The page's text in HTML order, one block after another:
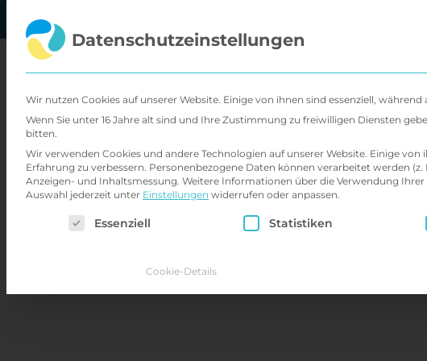
Inhalt
springen
Über uns
Datenschutzeinstellungen
Wir nutzen Cookies auf unserer Website. Einige von ihnen sind essenziell,
Wenn Sie unter 16 Jahre alt sind und Ihre Zustimmung zu freiwilligen Diensten
bitten.
Wir verwenden Cookies und andere Technologien auf unserer Website. Einige
Erfahrung zu verbessern. Personenbezogene Daten können verarbeitet werden
Anzeigen- und Inhaltsmessung. Weitere Informationen über die Verwendung Ihrer
Auswahl jederzeit unter Einstellungen widerrufen oder anpassen.
Es folgt eine Liste der Service-Gruppen, für die eine
Essenziell Statistiken
Cookie-Details